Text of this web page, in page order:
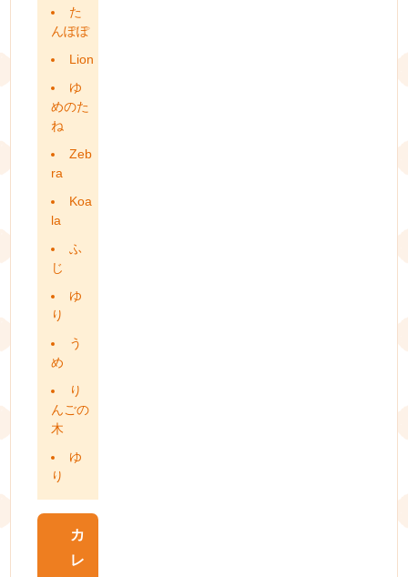
た
んぽぽ
Lion
ゆ
めのた
ね
Zeb
ra
Koa
la
ふ
じ
ゆ
り
う
め
り
んごの
木
ゆ
り
カ
レ